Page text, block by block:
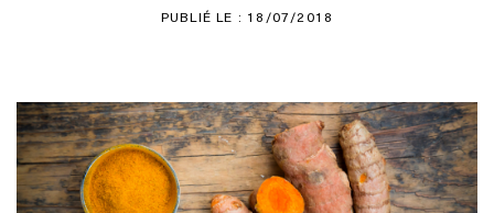
PUBLIÉ LE : 18/07/2018